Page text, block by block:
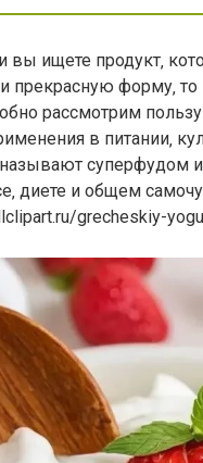
вы ищете продукт‚
прекрасную форму‚ то
рассмотрим пользу
в питании‚
называют суперфудом
диете и общем
grecheskiy-